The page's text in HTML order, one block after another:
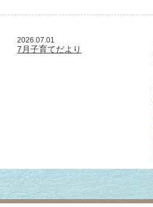
2026.07.01
7月子育てだより